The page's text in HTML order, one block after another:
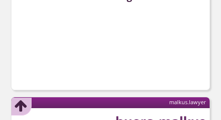
malkus.lawyer